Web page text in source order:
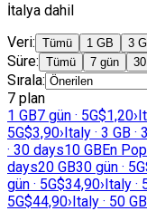
İtalya dahil
Veri: Tümü 1 GB 3
Süre: Tümü 7 gün
Sırala:
7 plan
1 GB7 gün · 5G$1,20›
5G$3,90›Italy · 3 GB ·
· 30 days10 GBEn
days20 GB30 gün · 5G
gün · 5G$34,90›Italy ·
5G$44,90›Italy · 50